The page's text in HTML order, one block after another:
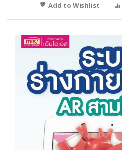
Add to Wishlist